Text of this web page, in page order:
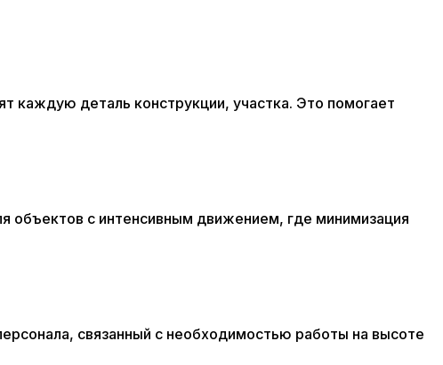
каждую деталь конструкции, участка. Это помогает
объектов с интенсивным движением, где минимизация
связанный с необходимостью работы на высоте